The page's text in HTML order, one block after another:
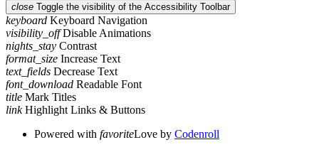
close Toggle the visibility of the Accessibility Toolbar
keyboard Keyboard Navigation
visibility_off Disable Animations
nights_stay Contrast
format_size Increase Text
text_fields Decrease Text
font_download Readable Font
title Mark Titles
link Highlight Links & Buttons
Powered with favoriteLove by Codenroll